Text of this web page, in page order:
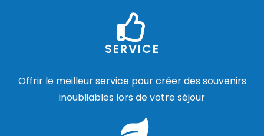
SERVICE
Offrir le meilleur service pour créer des souvenirs
inoubliables lors de votre séjour